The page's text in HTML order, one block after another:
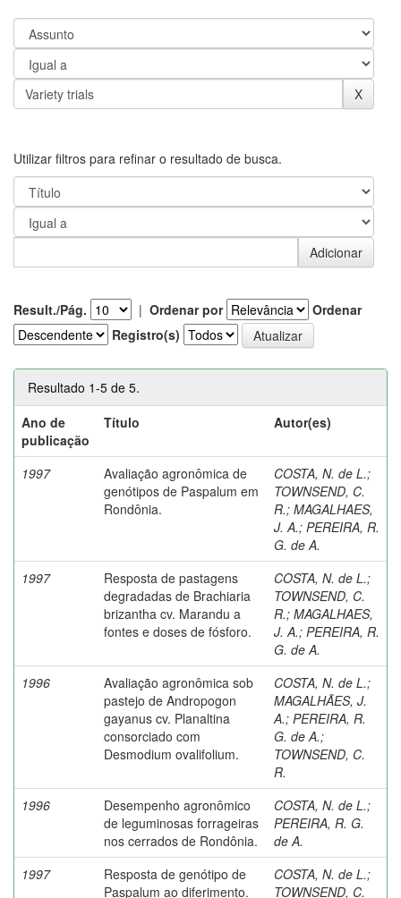
Utilizar filtros para refinar o resultado de busca.
Result./Pág. | Ordenar por
Ordenar
Registro(s)
Resultado 1-5 de 5.
Ano de
publicação
Título Autor(es)
1997
Avaliação agronômica de
genótipos de Paspalum em
Rondônia.
COSTA, N. de L.;
TOWNSEND, C.
R.; MAGALHAES,
J. A.; PEREIRA, R.
G. de A.
1997
Resposta de pastagens
degradadas de Brachiaria
brizantha cv. Marandu a
fontes e doses de fósforo.
COSTA, N. de L.;
TOWNSEND, C.
R.; MAGALHAES,
J. A.; PEREIRA, R.
G. de A.
1996
Avaliação agronômica sob
pastejo de Andropogon
gayanus cv. Planaltina
consorciado com
Desmodium ovalifolium.
COSTA, N. de L.;
MAGALHÃES, J.
A.; PEREIRA, R.
G. de A.;
TOWNSEND, C.
R.
1996
Desempenho agronômico
de leguminosas forrageiras
nos cerrados de Rondônia.
COSTA, N. de L.;
PEREIRA, R. G.
de A.
1997
Resposta de genótipo de
Paspalum ao diferimento.
COSTA, N. de L.;
TOWNSEND, C.